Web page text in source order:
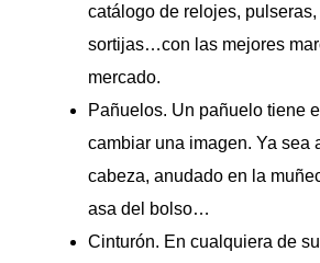
catálogo de relojes,
sortijas…con las mejores
mercado.
Pañuelos. Un pañuelo tiene
cambiar una imagen. Ya sea
cabeza, anudado en la
asa del bolso…
Cinturón. En cualquiera de